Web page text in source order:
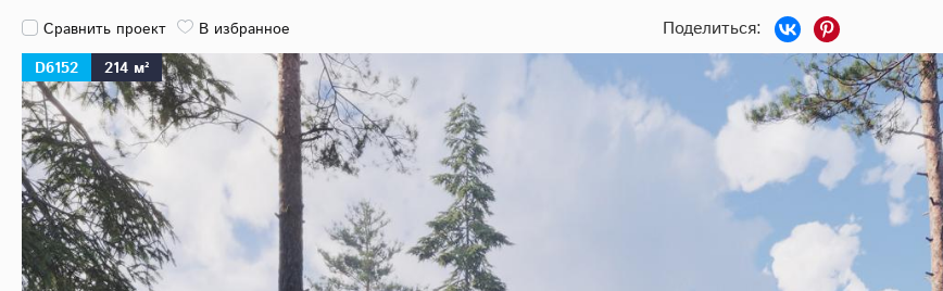
Сравнить проект В избранное
D6152
214 м²